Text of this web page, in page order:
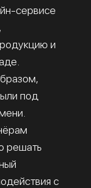
сервисе
и
под
решать
с